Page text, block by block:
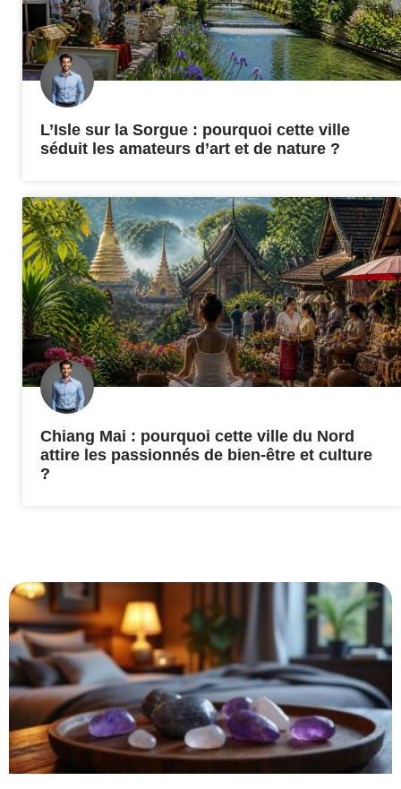
L’Isle sur la Sorgue : pourquoi cette ville
séduit les amateurs d’art et de nature ?
Chiang Mai : pourquoi cette ville du Nord
attire les passionnés de bien-être et culture
?